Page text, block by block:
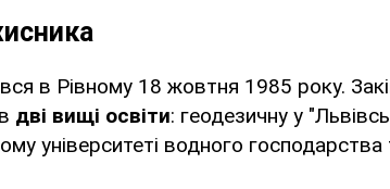
в Рівному 18 жовтня 1985 року.
дві вищі освіти: геодезичну у
університеті водного господарства